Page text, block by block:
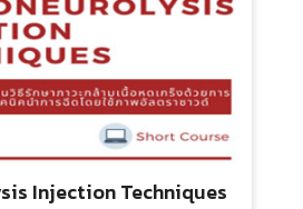
Injection Techniques